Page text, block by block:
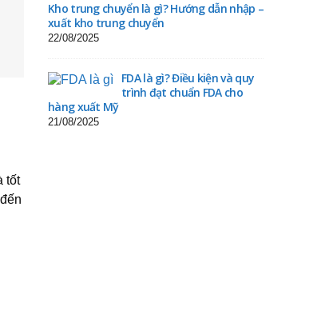
tốt
Kho trung chuyển là gì? Hướng dẫn nhập –
xuất kho trung chuyển
22/08/2025
FDA là gì? Điều kiện và quy
trình đạt chuẩn FDA cho
hàng xuất Mỹ
21/08/2025